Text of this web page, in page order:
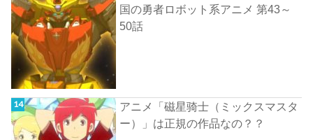
国の勇者ロボット系アニメ 第43～
50話
アニメ「磁星骑士（ミックスマスタ
ー）」は正規の作品なの？？